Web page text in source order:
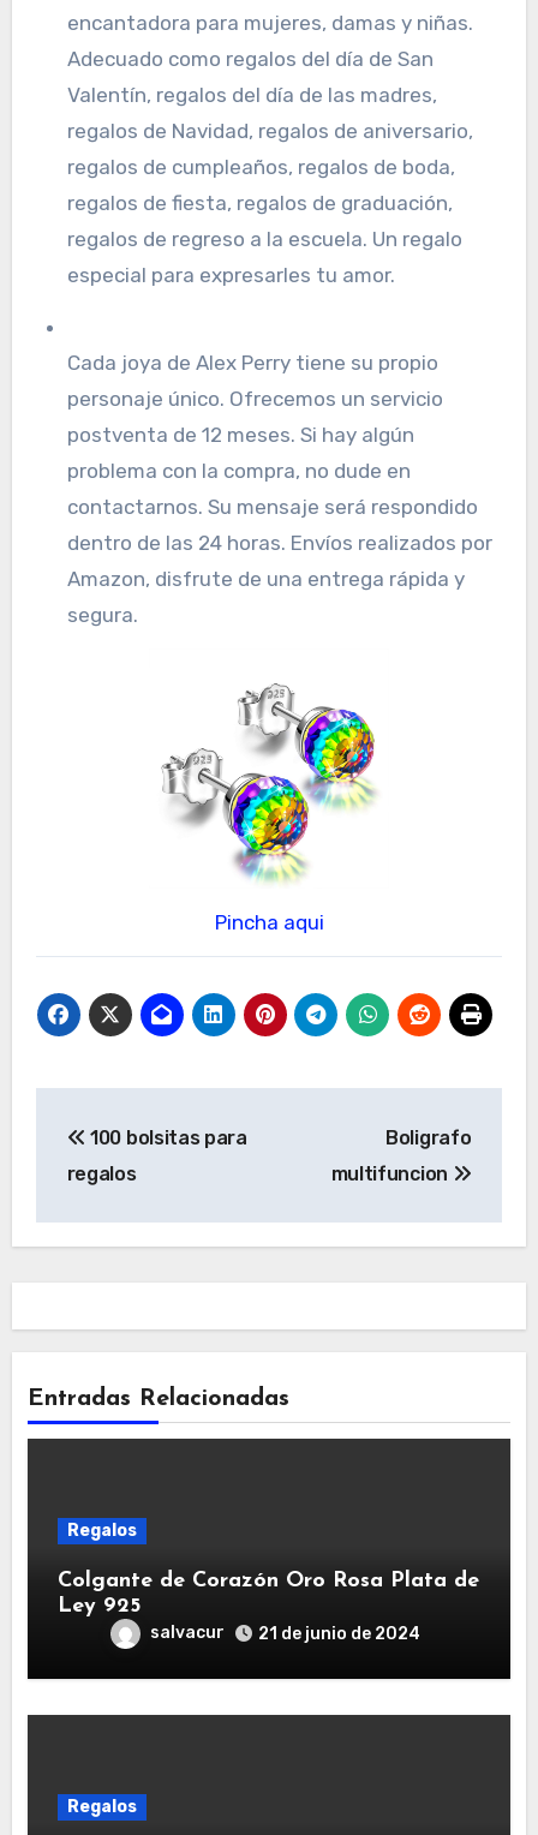
encantadora para mujeres, damas y niñas.
Adecuado como regalos del día de San
Valentín, regalos del día de las madres,
regalos de Navidad, regalos de aniversario,
regalos de cumpleaños, regalos de boda,
regalos de fiesta, regalos de graduación,
regalos de regreso a la escuela. Un regalo
especial para expresarles tu amor.
Cada joya de Alex Perry tiene su propio
personaje único. Ofrecemos un servicio
postventa de 12 meses. Si hay algún
problema con la compra, no dude en
contactarnos. Su mensaje será respondido
dentro de las 24 horas. Envíos realizados por
Amazon, disfrute de una entrega rápida y
segura.
Pincha aqui
de
100 bolsitas para
regalos
Boligrafo
multifuncion
Entradas Relacionadas
Regalos
Colgante de Corazón Oro Rosa Plata de
Ley 925
salvacur 21 de junio de 2024
Regalos